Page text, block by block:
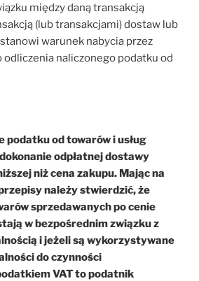
między daną transakcją
(lub transakcjami) dostaw lub
warunek nabycia przez
odliczenia naliczonego podatku od
podatku od towarów i usług
odpłatnej dostawy
niż cena zakupu. Mając na
należy stwierdzić, że
sprzedawanych po cenie
w bezpośrednim związku z
i jeżeli są wykorzystywane
do czynności
VAT to podatnik